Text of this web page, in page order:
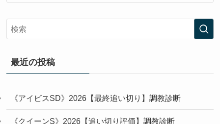
最近の投稿
《アイビスSD》2026【最終追い切り】調教診断
《クイーンS》2026【追い切り評価】調教診断